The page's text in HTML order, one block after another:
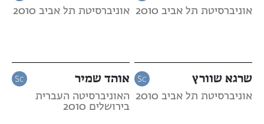
אוניברסיטת תל אביב 2010 אוניברסיטת תל אביב 2010
שרגא שוורץ
אוניברסיטת תל אביב 2010
אוהד שמיר
האוניברסיטה העברית
בירושלים 2010